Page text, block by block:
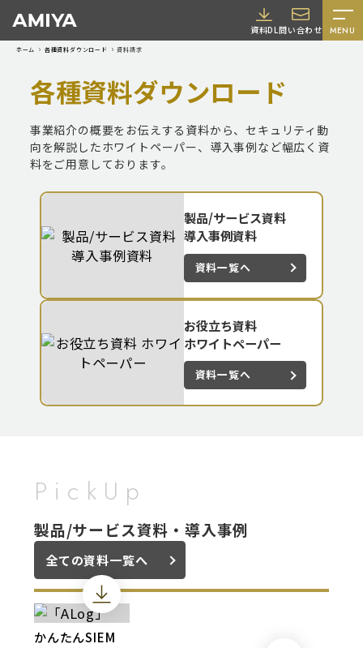
A
M
Y
A
資料DL問い合わせ MENU
採用情報
ホーム 各種資料ダウンロード 資料請求
各種資料ダウンロード
事業紹介の概要をお伝えする資料から、セキュリティ動
向を解説したホワイトペーパー、導入事例など幅広く資
料をご用意しております。
製品/サービス資料
導入事例資料
資料一覧へ
お役立ち資料
ホワイトペーパー
資料一覧へ
PickUp
製品/サービス資料・導入事例
全ての資料一覧へ
かんたんSIEM